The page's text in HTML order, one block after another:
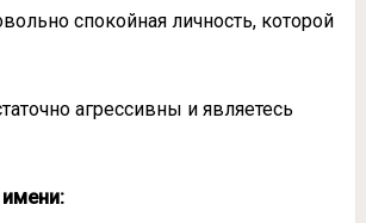
спокойная личность, которой
агрессивны и являетесь